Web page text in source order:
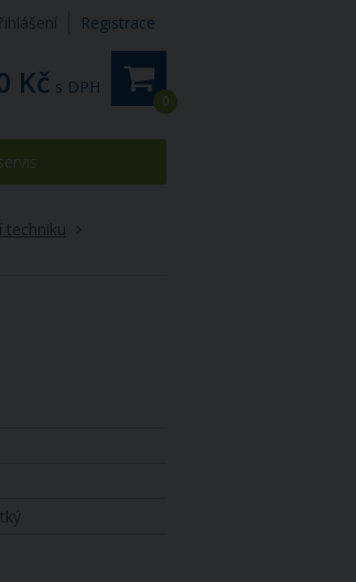
Registrace
0
Kč s DPH
techniku